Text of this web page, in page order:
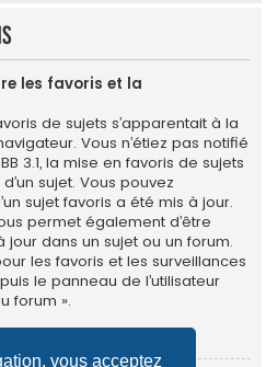
vous acceptez
les favoris et la
de sujets s’apparentait à la
Vous n’étiez pas notifié
3.1, la mise en favoris de sujets
sujet. Vous pouvez
sujet favoris a été mis à jour.
permet également d’être
jour dans un sujet ou un forum.
les favoris et les surveillances
le panneau de l’utilisateur
forum ».